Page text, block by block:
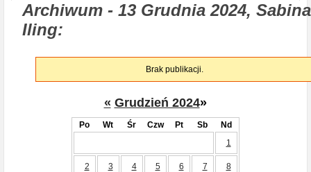
Archiwum - 13 Grudnia 2024, Sabina
Iling:
Brak publikacji.
« Grudzień 2024»
Po Wt Śr Czw Pt Sb
Nd
1
2 3 4 5 6 7 8